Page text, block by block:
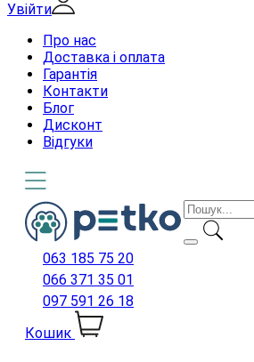
Увійти
Про нас
Доставка і оплата
Гарантія
Контакти
Блог
Дисконт
Відгуки
063 185 75 20
066 371 35 01
097 591 26 18
Кошик